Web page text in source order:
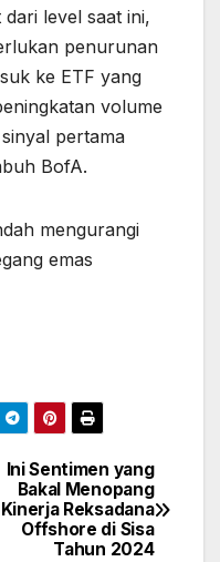
level saat ini,
penurunan
ke ETF yang
volume
pertama
BofA.
mengurangi
emas
Ini Sentimen yang
Bakal Menopang
Kinerja Reksadana
Offshore di Sisa
Tahun 2024